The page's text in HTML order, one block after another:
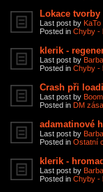
Lokace
Last post by KaTo
Posted in Chyby -
klerik -
Last post by
Posted in Chyby -
Crash při
Last post by
Posted in DM
adamatinové
Last post by
Posted in Ostatní
klerik -
Last post by
Posted in Chyby -